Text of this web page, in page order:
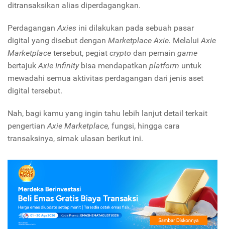
ditransaksikan alias diperdagangkan.
PerdaganganAxies ini dilakukan pada sebuah pasar
digital yang disebut dengan Marketplace Axie. MelaluiAxie
Marketplace tersebut, pegiat crypto dan pemain game
bertajukAxie Infinity bisa mendapatkan platform untuk
mewadahi semua aktivitas perdagangan dari jenis aset
digital tersebut.
Nah, bagi kamu yang ingin tahu lebih lanjut detail terkait
pengertianAxie Marketplace, fungsi, hingga cara
transaksinya, simak ulasan berikut ini.